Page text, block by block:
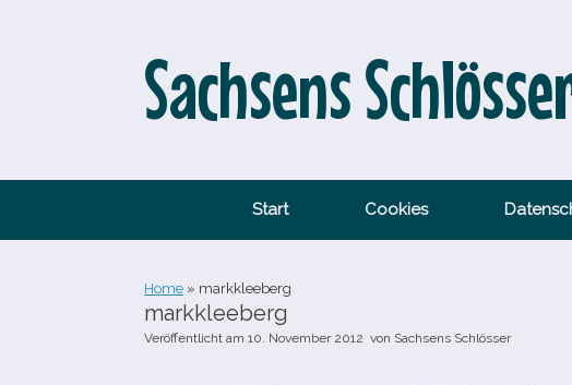
Sachsens
Start Cookies
Home » markkleeberg
markkleeberg
Veröffentlicht am 10. November 2012 von Sachsens Schlösser